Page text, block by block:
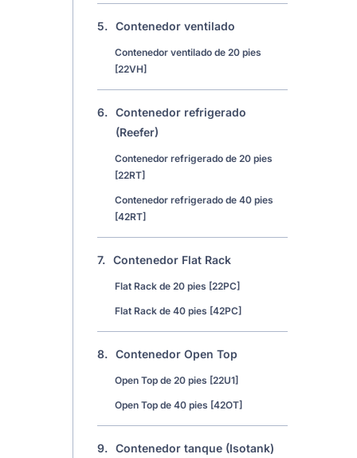
5. Contenedor ventilado
Contenedor ventilado de 20 pies
[22VH]
6. Contenedor refrigerado
(Reefer)
Contenedor refrigerado de 20 pies
[22RT]
Contenedor refrigerado de 40 pies
[42RT]
7. Contenedor Flat Rack
Flat Rack de 20 pies [22PC]
Flat Rack de 40 pies [42PC]
8. Contenedor Open Top
Open Top de 20 pies [22U1]
Open Top de 40 pies [42OT]
9. Contenedor tanque (Isotank)